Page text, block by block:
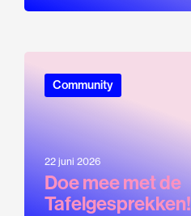
Community
22 juni 2026
Doe mee met de
Tafelgesprekken!